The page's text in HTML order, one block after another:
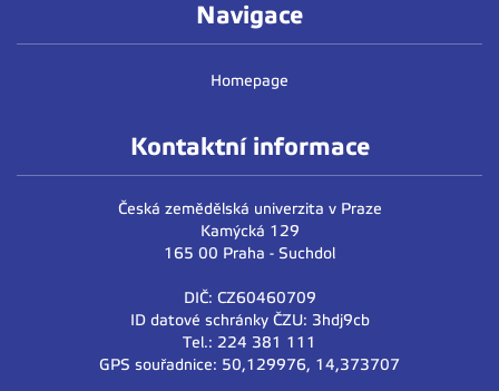
Navigace
Homepage
Kontaktní informace
Česká zemědělská univerzita v Praze
Kamýcká 129
165 00 Praha - Suchdol
DIČ: CZ60460709
ID datové schránky ČZU: 3hdj9cb
Tel.: 224 381 111
GPS souřadnice: 50,129976, 14,373707